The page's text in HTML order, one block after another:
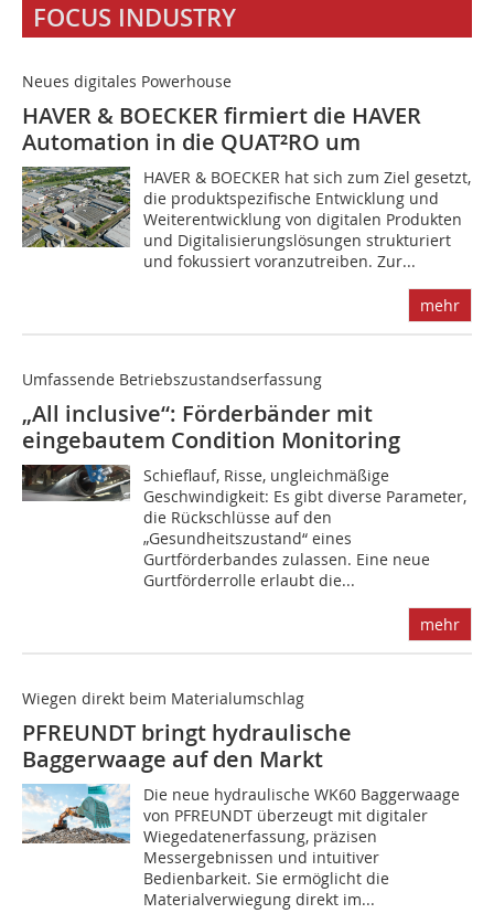
FOCUS INDUSTRY
Neues digitales Powerhouse
HAVER & BOECKER firmiert die HAVER
Automation in die QUAT²RO um
HAVER & BOECKER hat sich zum Ziel gesetzt,
die produktspezifische Entwicklung und
Weiterentwicklung von digitalen Produkten
und Digitalisierungslösungen strukturiert
und fokussiert voranzutreiben. Zur...
mehr
Umfassende Betriebszustandserfassung
„All inclusive“: Förderbänder mit
eingebautem Condition Monitoring
Schieflauf, Risse, ungleichmäßige
Geschwindigkeit: Es gibt diverse Parameter,
die Rückschlüsse auf den
„Gesundheitszustand“ eines
Gurtförderbandes zulassen. Eine neue
Gurtförderrolle erlaubt die...
mehr
Wiegen direkt beim Materialumschlag
PFREUNDT bringt hydraulische
Baggerwaage auf den Markt
Die neue hydraulische WK60 Baggerwaage
von PFREUNDT überzeugt mit digitaler
Wiegedatenerfassung, präzisen
Messergebnissen und intuitiver
Bedienbarkeit. Sie ermöglicht die
Materialverwiegung direkt im...